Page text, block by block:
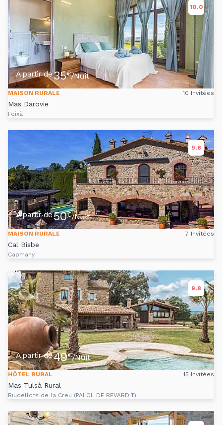
10.0
A partir de35€/Nuit
MAISON RURALE 10 Invitées
Mas Darovie
Foixà
9.8
A partir de50€/Nuit
MAISON RURALE 7 Invitées
Cal Bisbe
Capmany
9.8
A partir de49€/Nuit
HÔTEL RURAL 15 Invitées
Mas Tulsà Rural
Riudellots de la Creu (PALOL DE REVARDIT)